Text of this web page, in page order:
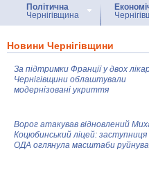
Політична
Чернігівщина
Новини Чернігівщини
За підтримки Франції у двох
Чернігівщини облаштували
модернізовані укриття
Ворог атакував відновлений
Коцюбинський ліцей: заступниця
ОДА оглянула масштаби